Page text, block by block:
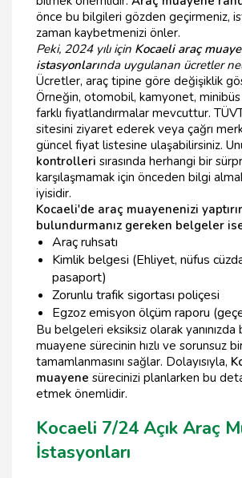
önce bu bilgileri gözden geçirmeniz,
zaman kaybetmenizi önler.
Peki, 2024 yılı için Kocaeli araç
istasyonlarında uygulanan ücretler
Ücretler, araç tipine göre değişiklik
Örneğin, otomobil, kamyonet,
farklı fiyatlandırmalar mevcuttur.
sitesini ziyaret ederek veya çağrı
güncel fiyat listesine ulaşabilirsiniz.
kontrolleri sırasında herhangi bir
karşılaşmamak için önceden bilgi
iyisidir.
Kocaeli'de araç muayenenizi
bulundurmanız gereken belgeler
Araç ruhsatı
Kimlik belgesi (Ehliyet, nüfus
pasaport)
Zorunlu trafik sigortası poliçesi
Egzoz emisyon ölçüm raporu
Bu belgeleri eksiksiz olarak yanınızda
muayene sürecinin hızlı ve sorunsuz
tamamlanmasını sağlar. Dolayısıyla,
muayene sürecinizi planlarken bu
etmek önemlidir.
Kocaeli 7/24 Açık Araç
İstasyonları